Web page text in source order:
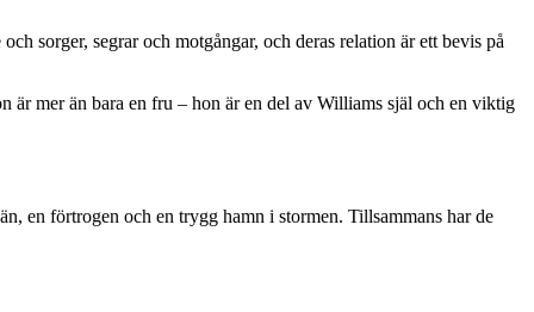
sorger, segrar och motgångar, och deras relation är ett bevis på
är mer än bara en fru – hon är en del av Williams själ och en viktig
en förtrogen och en trygg hamn i stormen. Tillsammans har de